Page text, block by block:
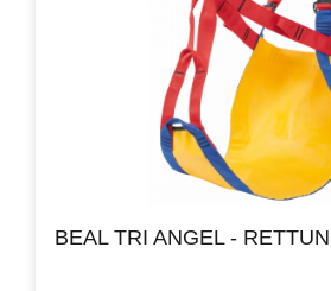
BEAL TRI ANGEL -